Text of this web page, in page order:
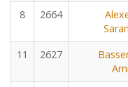
8 2664
11 2627